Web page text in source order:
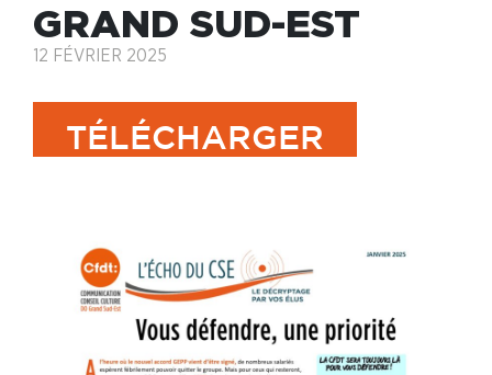
GRAND SUD-EST
12 FÉVRIER 2025
TÉLÉCHARGER